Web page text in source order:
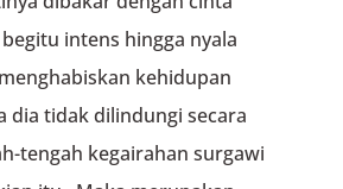
intens hingga nyala
kehidupan
dia tidak dilindungi secara
tengah kegairahan surgawi